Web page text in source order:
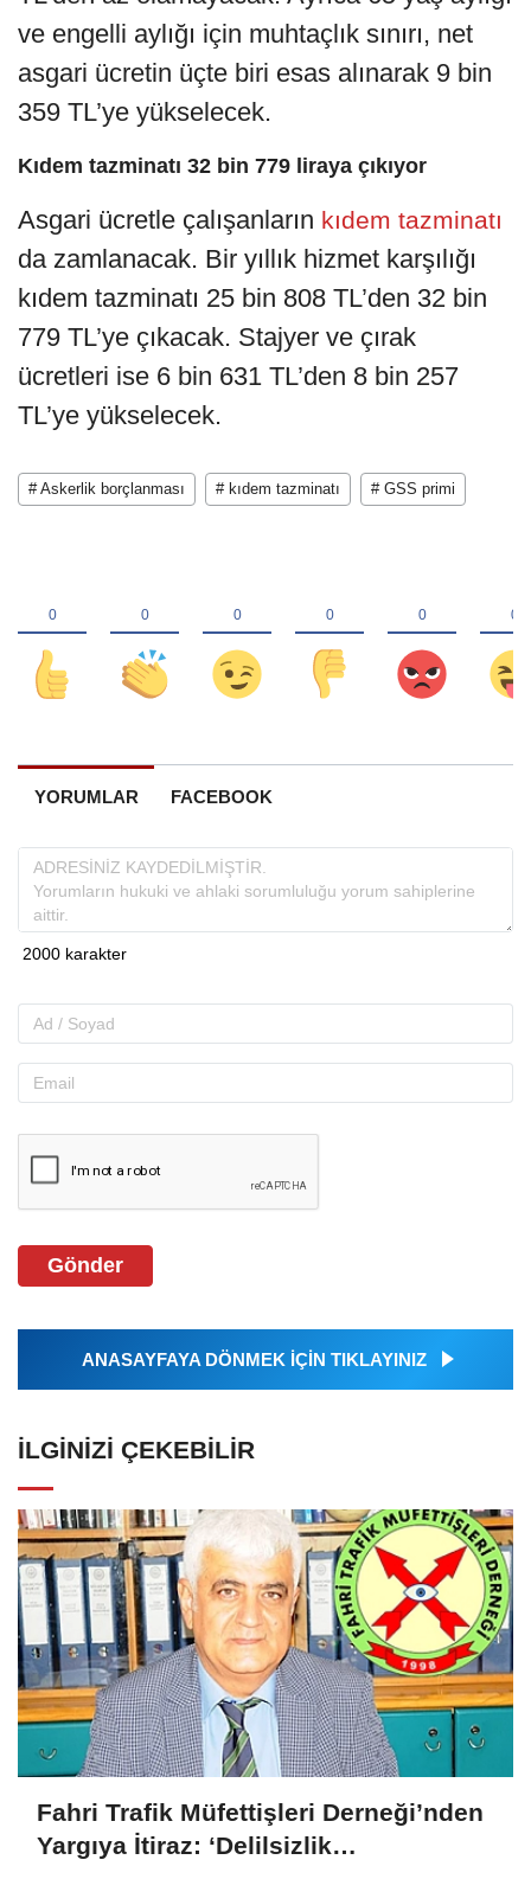
ve engelli aylığı için muhtaçlık sınırı, net
asgari ücretin üçte biri esas alınarak 9 bin
359 TL’ye yükselecek.
Kıdem tazminatı 32 bin 779 liraya çıkıyor
Asgari ücretle çalışanların kıdem tazminatı
da zamlanacak. Bir yıllık hizmet karşılığı
kıdem tazminatı 25 bin 808 TL’den 32 bin
779 TL’ye çıkacak. Stajyer ve çırak
ücretleri ise 6 bin 631 TL’den 8 bin 257
TL’ye yükselecek.
# Askerlik borçlanması # kıdem tazminatı # GSS primi
YORUMLAR FACEBOOK
Gönder
ANASAYFAYA DÖNMEK İÇİN TIKLAYINIZ
İLGINIZI ÇEKEBILIR
Fahri Trafik Müfettişleri Derneği’nden
Yargıya İtiraz: ‘Delilsizlik